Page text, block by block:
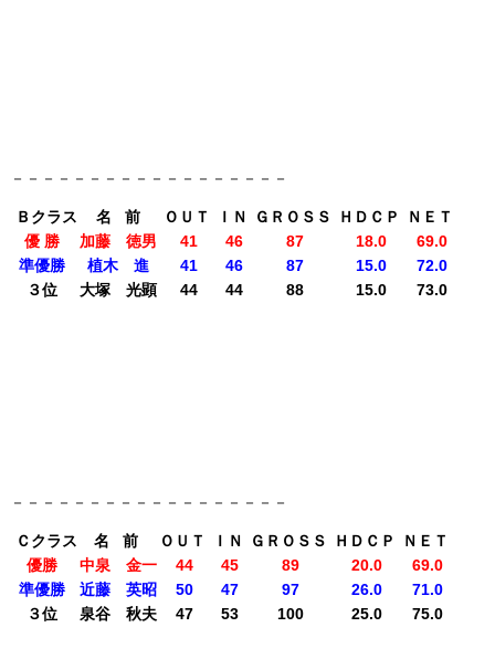
－－－－－－－－－－－－－－－－－－
Ｂクラス 名 前 ＯＵＴ ＩＮ ＧＲＯＳＳ ＨＤＣＰ
ＮＥＴ
優 勝
加藤 徳男 41 46 87 18.0
69.0
準優勝
植木 進 41 46 87 15.0
72.0
３位
大塚 光顕 44 44 88 15.0 73.0
－－－－－－－－－－－－－－－－－－
Ｃクラス 名 前 ＯＵＴ ＩＮ ＧＲＯＳＳ ＨＤＣＰ
ＮＥＴ
優勝
中泉 金一 44 45 89 20.0
69.0
準優勝
近藤 英昭 50 47 97 26.0
71.0
３位
泉谷 秋夫 47 53 100 25.0 75.0